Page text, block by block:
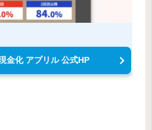
金化 アプリル 公式HP